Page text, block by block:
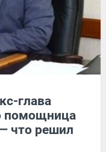
глава
помощница
что решил